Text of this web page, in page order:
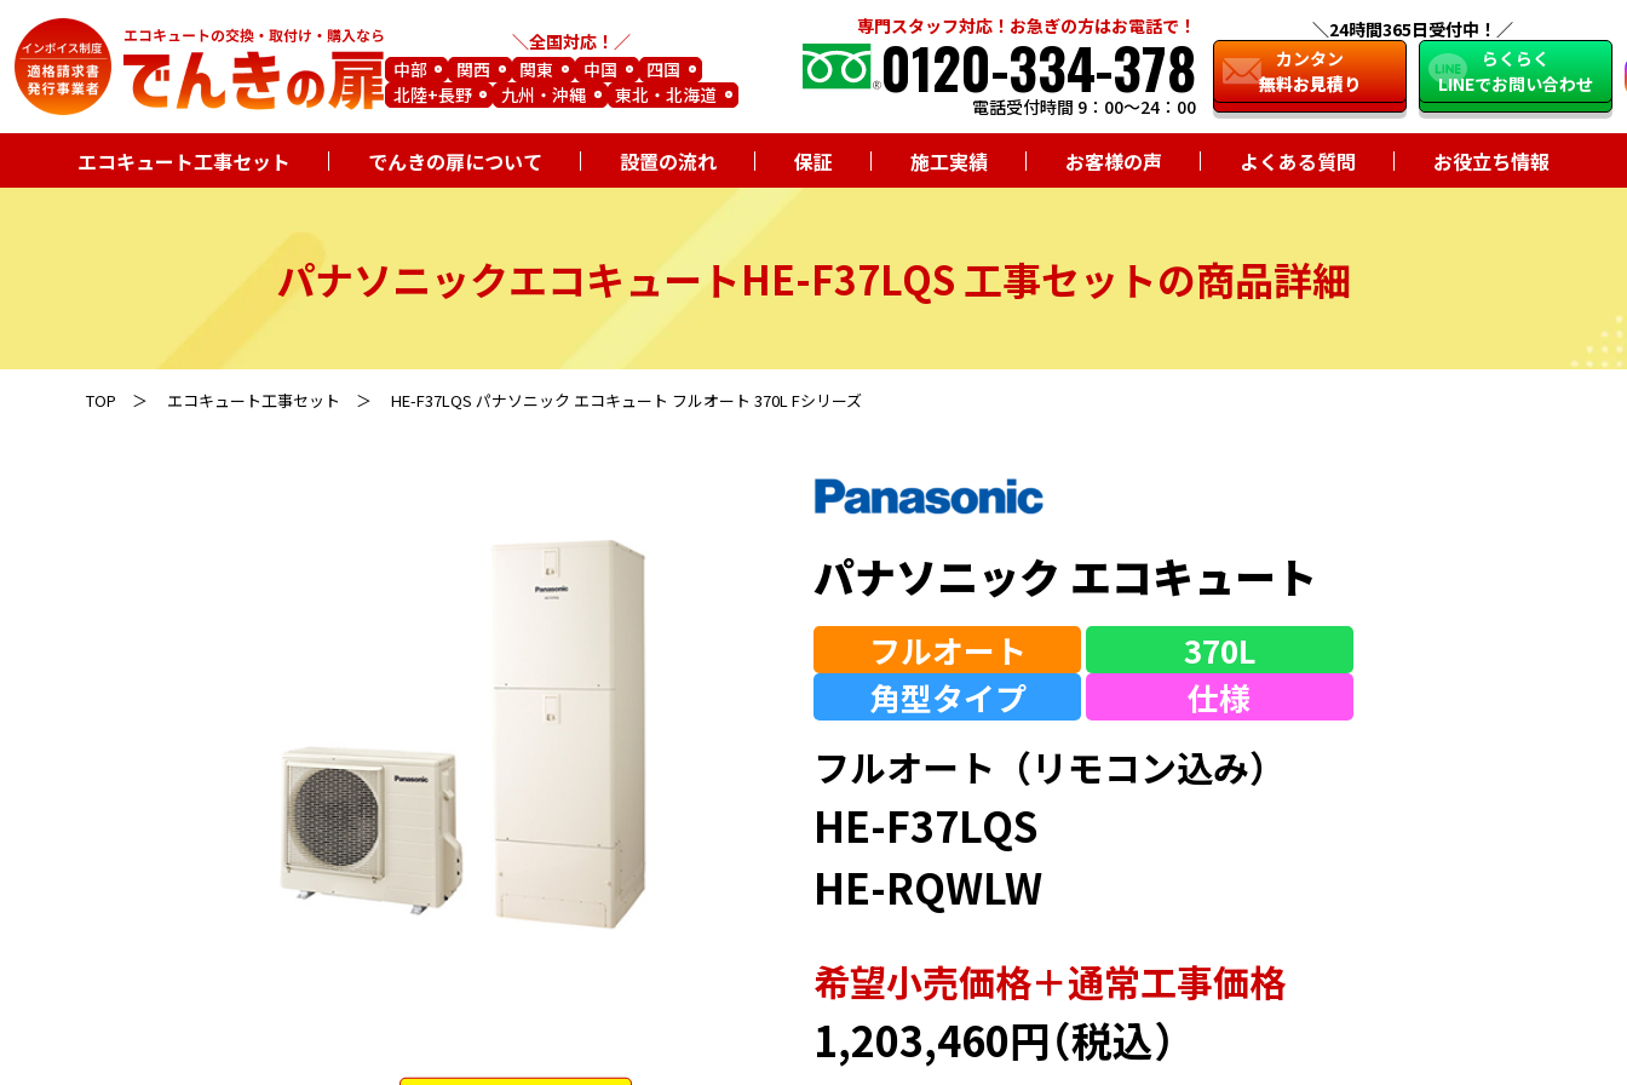
全国対応！
中部
関西 関東 中国
四国
北陸+長野
九州・沖縄 東北・北海道
専門スタッフ対応！お急ぎの方はお電話で！
0120-334-378
電話受付時間 9：00～24：00
24時間365日受付中！
カンタン
無料お見積り
らくらく
LINEでお問い合わせ
エコキュート工事セット でんきの扉について 設置の流れ 保証 施工実績 お客様の声 よくある質問 お役立ち情報
パナソニックエコキュートHE-F37LQS工事セットの商品詳細
TOP エコキュート工事セット HE-F37LQS パナソニック エコキュート フルオート 370L Fシリーズ
パナソニック エコキュート
フルオート
370L
角型タイプ 仕様
フルオート（リモコン込み）
HE-F37LQS
HE-RQWLW
希望⼩売価格＋通常⼯事価格
1,203,460円（税込）
close